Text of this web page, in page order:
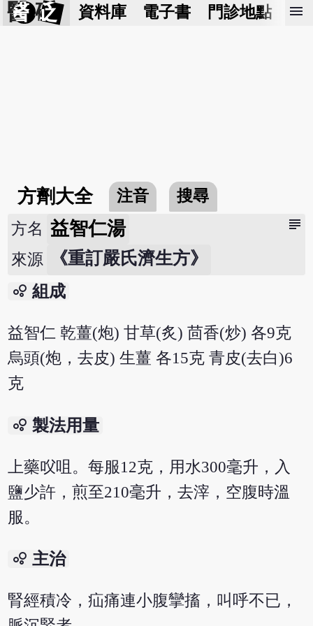
醫 砭 資料庫 電子書 門診地點 預
menu
方劑大全 注音 搜尋
subject
方名 益智仁湯
來源 《重訂嚴氏濟生方》
bubble_chart 組成
益智仁 乾薑(炮) 甘草(炙) 茴香(炒) 各9克
烏頭(炮，去皮) 生薑 各15克 青皮(去白)6
克
bubble_chart 製法用量
上藥㕮咀。每服12克，用水300毫升，入
鹽少許，煎至210毫升，去滓，空腹時溫
服。
bubble_chart 主治
腎經積冷，疝痛連小腹攣搐，叫呼不已，